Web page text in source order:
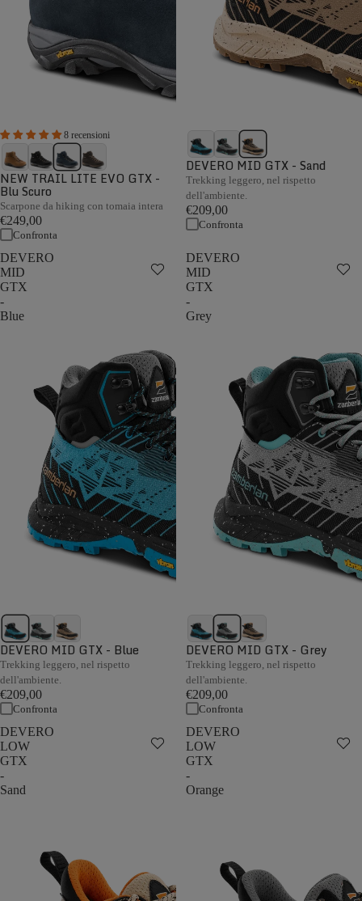
8 recensioni
NEW TRAIL LITE EVO GTX -
Blu Scuro
Scarpone da hiking con tomaia intera
€249,00
Confronta
DEVERO MID GTX - Sand
Trekking leggero, nel rispetto
dell'ambiente.
€209,00
Confronta
DEVERO
MID
GTX
-
Blue
DEVERO MID GTX - Blue
Trekking leggero, nel rispetto
dell'ambiente.
€209,00
Confronta
DEVERO
MID
GTX
-
Grey
DEVERO MID GTX - Grey
Trekking leggero, nel rispetto
dell'ambiente.
€209,00
Confronta
DEVERO
LOW
GTX
-
Sand
DEVERO
LOW
GTX
-
Orange